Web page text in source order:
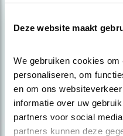
Deze website maakt
We gebruiken cookies
personaliseren, om
en om ons
informatie over uw
partners voor social
partners kunnen deze